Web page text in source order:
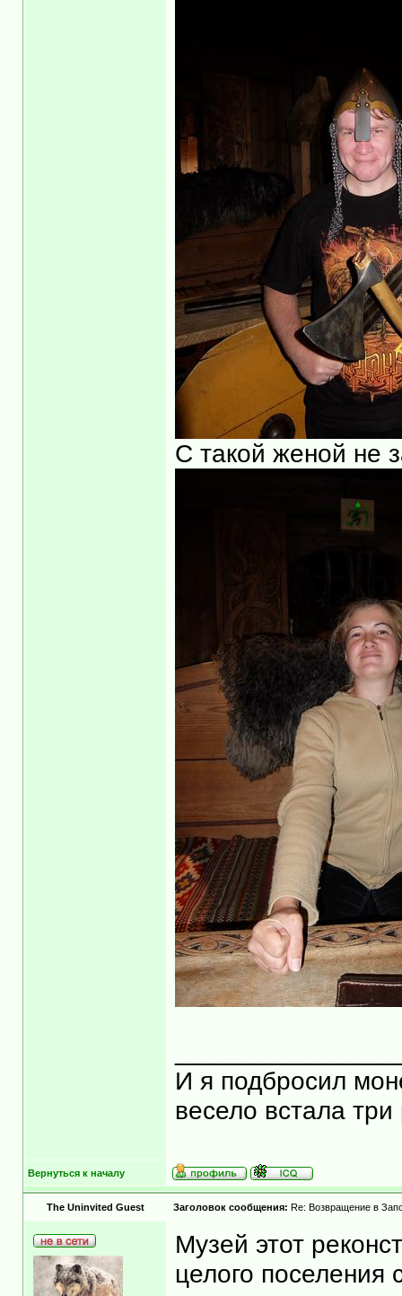
С такой женой не
И я подбросил
весело встала
Вернуться к началу
The Uninvited Guest Заголовок сообщения: Re: Возвращение в
Музей этот
целого поселения